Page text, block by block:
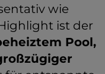
wie
ist der
Pool,